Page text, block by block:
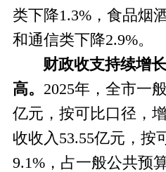
类下降1.3%，食品烟
和通信类下降2.9%。
财政收支持续增
高。 2025年，全市一
亿元，按可比口径，
收收入53.55亿元，按
9.1%，占一般公共预